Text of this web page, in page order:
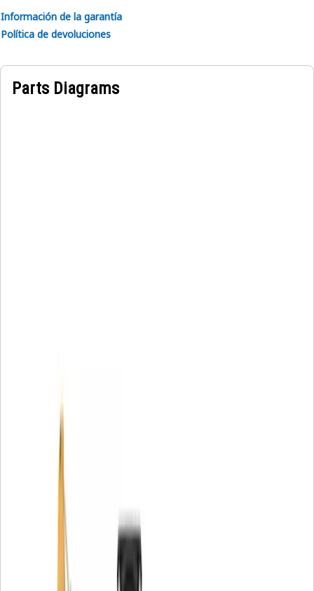
Información de la garantía
Política de devoluciones
Parts Diagrams